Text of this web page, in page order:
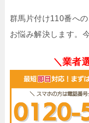
群馬片付け110番へ
お悩み解決します。
＼業者